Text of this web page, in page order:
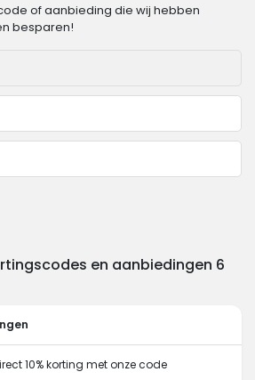
of aanbieding die wij hebben
besparen!
en aanbiedingen 6
10% korting met onze code